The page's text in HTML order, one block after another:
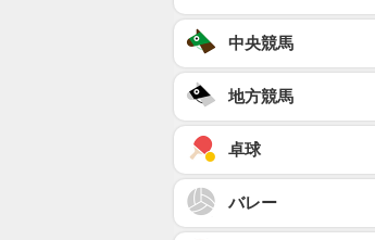
中央競馬
地方競馬
卓球
バレー